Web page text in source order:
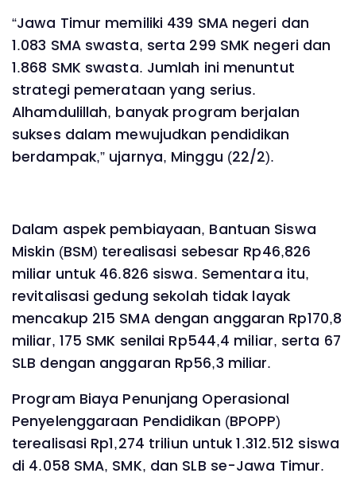
“Jawa Timur memiliki 439 SMA negeri dan
1.083 SMA swasta, serta 299 SMK negeri dan
1.868 SMK swasta. Jumlah ini menuntut
strategi pemerataan yang serius.
Alhamdulillah, banyak program berjalan
sukses dalam mewujudkan pendidikan
berdampak,” ujarnya, Minggu (22/2).
Dalam aspek pembiayaan, Bantuan Siswa
Miskin (BSM) terealisasi sebesar Rp46,826
miliar untuk 46.826 siswa. Sementara itu,
revitalisasi gedung sekolah tidak layak
mencakup 215 SMA dengan anggaran Rp170,8
miliar, 175 SMK senilai Rp544,4 miliar, serta 67
SLB dengan anggaran Rp56,3 miliar.
Program Biaya Penunjang Operasional
Penyelenggaraan Pendidikan (BPOPP)
terealisasi Rp1,274 triliun untuk 1.312.512 siswa
di 4.058 SMA, SMK, dan SLB se-Jawa Timur.